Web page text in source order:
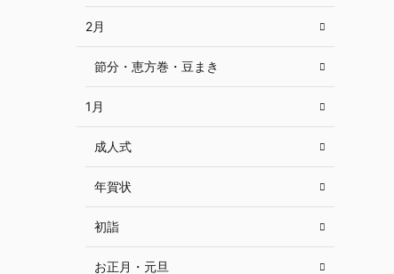
2月
節分・恵方巻・豆まき
1月
成人式
年賀状
初詣
お正月・元旦